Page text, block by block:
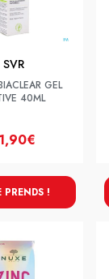
SVR
GEL
40ML
PRENDS !